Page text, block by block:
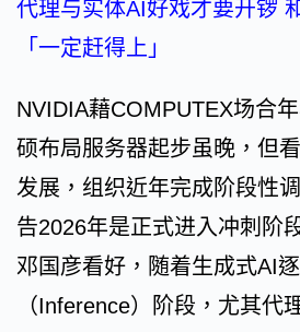
代理与实体AI好戏才要开锣
「一定赶得上」
NVIDIA藉COMPUTEX场合
硕布局服务器起步虽晚，但
发展，组织近年完成阶段性
告2026年是正式进入冲刺阶
邓国彦看好，随着生成式AI
（Inference）阶段，尤其代